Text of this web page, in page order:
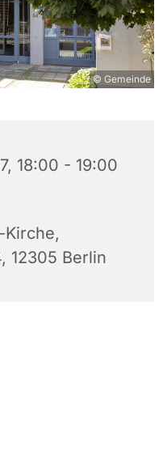
© Gemeinde
18:00 - 19:00
12305 Berlin